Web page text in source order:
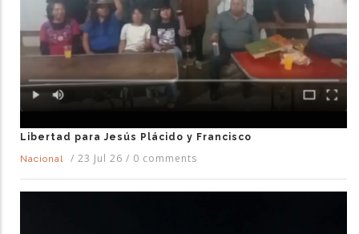
Libertad para Jesús Plácido y Francisco
Nacional
/ 23 Jul 26 / 0 comments